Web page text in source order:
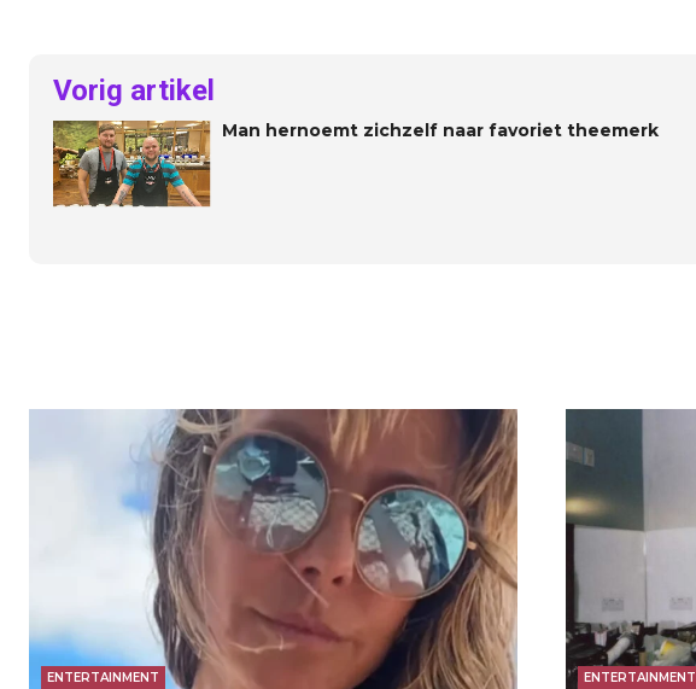
Vorig artikel
Man hernoemt zichzelf naar favoriet theemerk
ENTERTAINMENT ENTERTAINMENT